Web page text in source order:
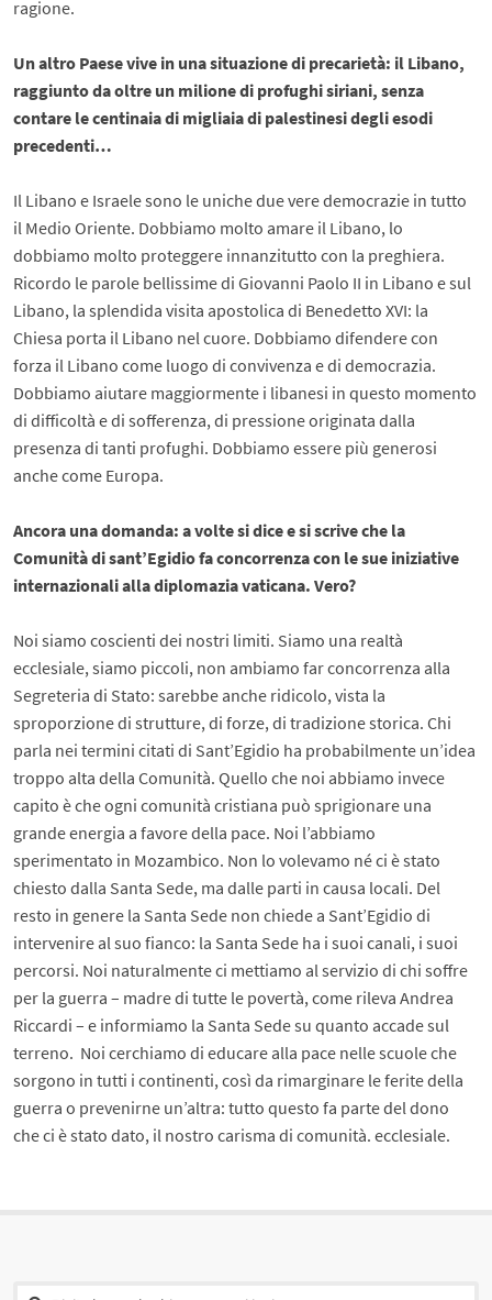
ragione.
Un altro Paese vive in una situazione di precarietà: il Libano,
raggiunto da oltre un milione di profughi siriani, senza
contare le centinaia di migliaia di palestinesi degli esodi
precedenti…
Il Libano e Israele sono le uniche due vere democrazie in tutto
il Medio Oriente. Dobbiamo molto amare il Libano, lo
dobbiamo molto proteggere innanzitutto con la preghiera.
Ricordo le parole bellissime di Giovanni Paolo II in Libano e sul
Libano, la splendida visita apostolica di Benedetto XVI: la
Chiesa porta il Libano nel cuore. Dobbiamo difendere con
forza il Libano come luogo di convivenza e di democrazia.
Dobbiamo aiutare maggiormente i libanesi in questo momento
di difficoltà e di sofferenza, di pressione originata dalla
presenza di tanti profughi. Dobbiamo essere più generosi
anche come Europa.
Ancora una domanda: a volte si dice e si scrive che la
Comunità di sant’Egidio fa concorrenza con le sue iniziative
internazionali alla diplomazia vaticana. Vero?
Noi siamo coscienti dei nostri limiti. Siamo una realtà
ecclesiale, siamo piccoli, non ambiamo far concorrenza alla
Segreteria di Stato: sarebbe anche ridicolo, vista la
sproporzione di strutture, di forze, di tradizione storica. Chi
parla nei termini citati di Sant’Egidio ha probabilmente un’idea
troppo alta della Comunità. Quello che noi abbiamo invece
capito è che ogni comunità cristiana può sprigionare una
grande energia a favore della pace. Noi l’abbiamo
sperimentato in Mozambico. Non lo volevamo né ci è stato
chiesto dalla Santa Sede, ma dalle parti in causa locali. Del
resto in genere la Santa Sede non chiede a Sant’Egidio di
intervenire al suo fianco: la Santa Sede ha i suoi canali, i suoi
percorsi. Noi naturalmente ci mettiamo al servizio di chi soffre
per la guerra – madre di tutte le povertà, come rileva Andrea
Riccardi – e informiamo la Santa Sede su quanto accade sul
terreno. Noi cerchiamo di educare alla pace nelle scuole che
sorgono in tutti i continenti, così da rimarginare le ferite della
guerra o prevenirne un’altra: tutto questo fa parte del dono
che ci è stato dato, il nostro carisma di comunità. ecclesiale.